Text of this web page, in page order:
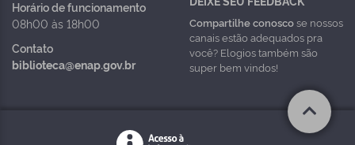
Horário de funcionamento
08h00 às 18h00
Contato
biblioteca@enap.gov.br
Compartilhe conoscose nossos
canais estão adequados pra
você? Elogios também são
super bem vindos!